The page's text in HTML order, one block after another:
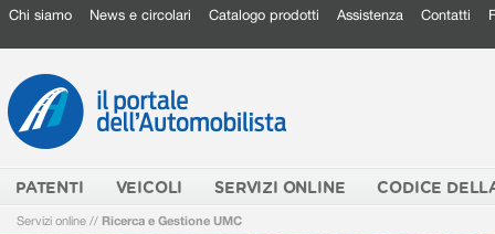
Chi siamo News e circolari Catalogo prodotti Assistenza Contatti
PATENTI VEICOLI SERVIZI ONLINE CODICE
Servizi online // Ricerca e Gestione UMC